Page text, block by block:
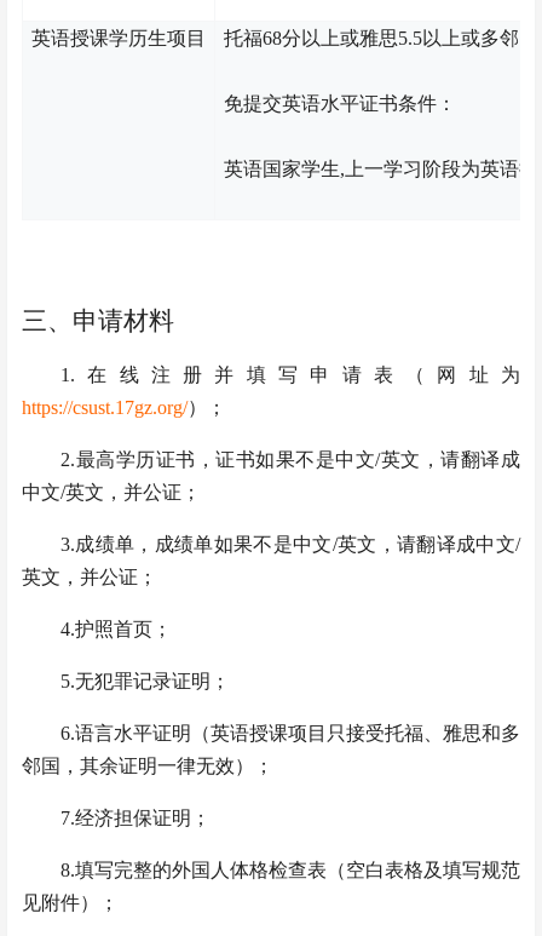
英语授课学历生项目 托福68分以上或雅思5.5以上或多邻
免提交英语水平证书条件：
英语国家学生,上一学习阶段为英语
三、申请材料
1.在线注册并填写申请表（网址为
https://csust.17gz.org/）；
2.最高学历证书，证书如果不是中文/英文，请翻译成
中文/英文，并公证；
3.成绩单，成绩单如果不是中文/英文，请翻译成中文/
英文，并公证；
4.护照首页；
5.无犯罪记录证明；
6.语言水平证明（英语授课项目只接受托福、雅思和多
邻国，其余证明一律无效）；
7.经济担保证明；
8.填写完整的外国人体格检查表（空白表格及填写规范
见附件）；